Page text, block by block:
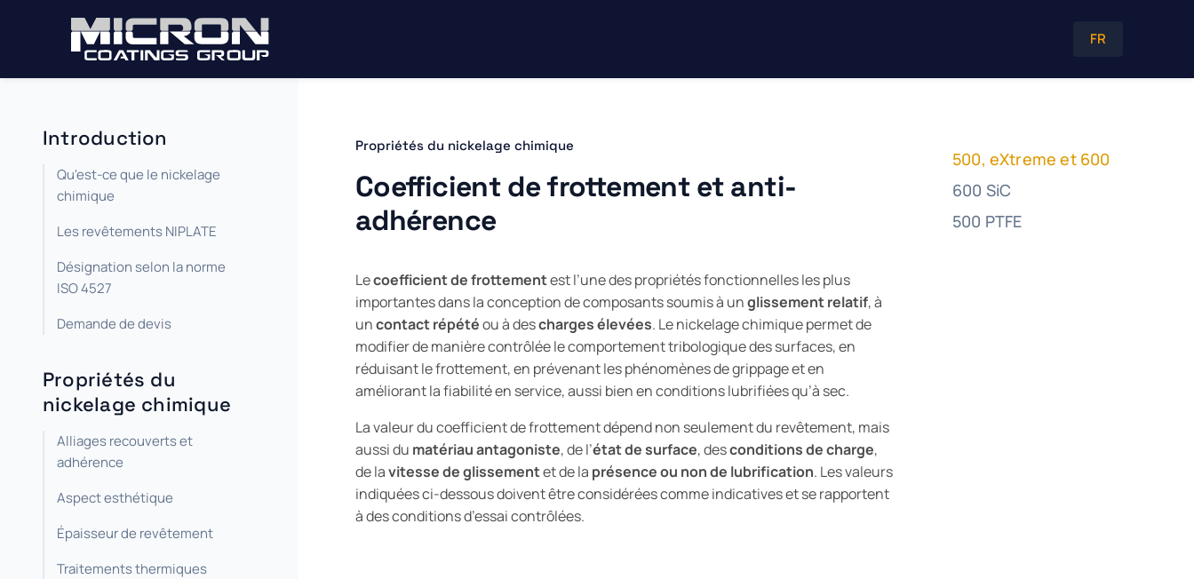
FR
Introduction
Qu'est-ce que le nickelage
chimique
Les revêtements NIPLATE
Désignation selon la norme
ISO 4527
Demande de devis
Propriétés du
nickelage chimique
Alliages recouverts et
adhérence
Aspect esthétique
Épaisseur de revêtement
Traitements thermiques
Propriétés du nickelage chimique
Coefficient de frottement et anti-
adhérence
Lecoefficient de frottementest l’une des propriétés fonctionnelles les plus
importantes dans la conception de composants soumis à unglissement relatif, à
uncontact répétéou à descharges élevées. Le nickelage chimique permet de
modifier de manière contrôlée le comportement tribologique des surfaces, en
réduisant le frottement, en prévenant les phénomènes de grippage et en
améliorant la fiabilité en service, aussi bien en conditions lubrifiées qu’à sec.
La valeur du coefficient de frottement dépend non seulement du revêtement, mais
aussi du matériau antagoniste, de l’état de surface, desconditions de charge,
de lavitesse de glissementet de la présence ou non de lubrification. Les valeurs
indiquées ci-dessous doivent être considérées comme indicatives et se rapportent
à des conditions d’essai contrôlées.
500, eXtreme et 600
600 SiC
500 PTFE